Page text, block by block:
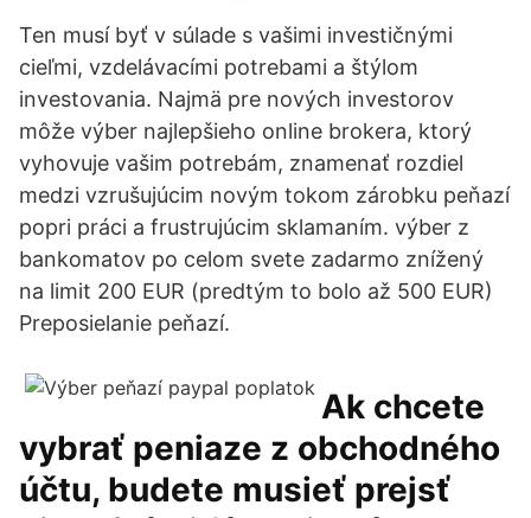
Ten musí byť v súlade s vašimi investičnými
cieľmi, vzdelávacími potrebami a štýlom
investovania. Najmä pre nových investorov
môže výber najlepšieho online brokera, ktorý
vyhovuje vašim potrebám, znamenať rozdiel
medzi vzrušujúcim novým tokom zárobku peňazí
popri práci a frustrujúcim sklamaním. výber z
bankomatov po celom svete zadarmo znížený
na limit 200 EUR (predtým to bolo až 500 EUR)
Preposielanie peňazí.
Ak chcete
vybrať peniaze z obchodného
účtu, budete musieť prejsť